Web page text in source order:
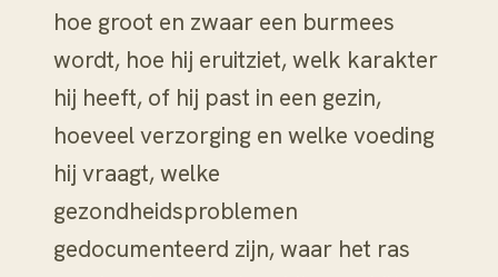
hoe groot en zwaar een burmees
wordt, hoe hij eruitziet, welk karakter
hij heeft, of hij past in een gezin,
hoeveel verzorging en welke voeding
hij vraagt, welke
gezondheidsproblemen
gedocumenteerd zijn, waar het ras